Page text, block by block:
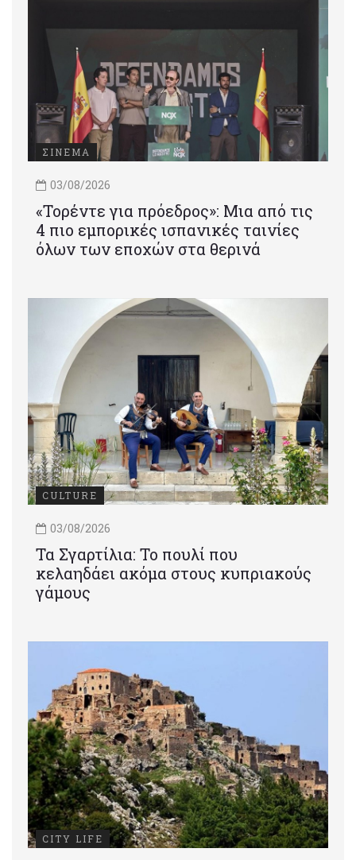
ΣΙΝΕΜΑ
03/08/2026
«Τορέντε για πρόεδρος»: Mια από τις
4 πιο εμπορικές ισπανικές ταινίες
όλων των εποχών στα θερινά
CULTURE
03/08/2026
Τα Σγαρτίλια: Το πουλί που
κελαηδάει ακόμα στους κυπριακούς
γάμους
CITY LIFE